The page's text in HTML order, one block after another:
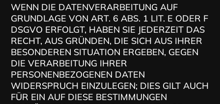
WENN DIE DATENVERARBEITUNG AUF
GRUNDLAGE VON ART. 6 ABS. 1 LIT. E ODER F
DSGVO ERFOLGT, HABEN SIE JEDERZEIT DAS
RECHT, AUS GRÜNDEN, DIE SICH AUS IHRER
BESONDEREN SITUATION ERGEBEN, GEGEN
DIE VERARBEITUNG IHRER
PERSONENBEZOGENEN DATEN
WIDERSPRUCH EINZULEGEN; DIES GILT AUCH
FÜR EIN AUF DIESE BESTIMMUNGEN